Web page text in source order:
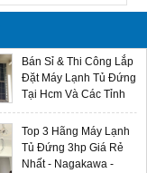
2024 Giá Sỉ Tại Ánh
Bán Sỉ & Thi Công Lắp
Đặt Máy Lạnh Tủ Đứng
Tại Hcm Và Các Tỉnh
Top 3 Hãng Máy Lạnh
Tủ Đứng 3hp Giá Rẻ
Nhất - Nagakawa -